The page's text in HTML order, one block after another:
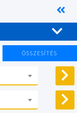
ÖSSZESÍTÉS